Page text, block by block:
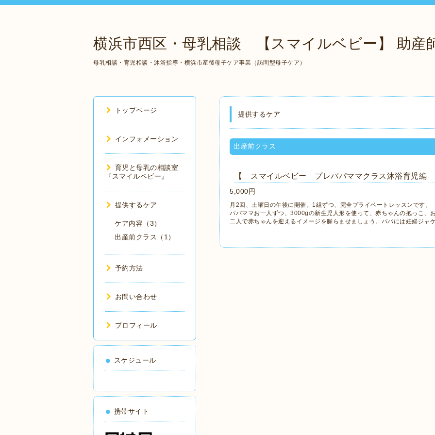
横浜市西区・母乳相談 【スマイルベビー】 助産
母乳相談・育児相談・沐浴指導・横浜市産後母子ケア事業（訪問型母子ケア）
提供するケア
出産前クラス
【 スマイルベビー プレパパママクラス沐浴育児編
5,000円
月2回、土曜日の午後に開催。1組ずつ、完全プライベートレッスンです。
パパママお一人ずつ、3000gの新生児人形を使って、赤ちゃんの抱っこ、
二人で赤ちゃんを迎えるイメージを膨らませましょう。パパには妊婦ジャ
トップページ
インフォメーション
育児と母乳の相談室
『スマイルベビー』
提供するケア
ケア内容（3）
出産前クラス（1）
予約方法
お問い合わせ
プロフィール
スケジュール
携帯サイト